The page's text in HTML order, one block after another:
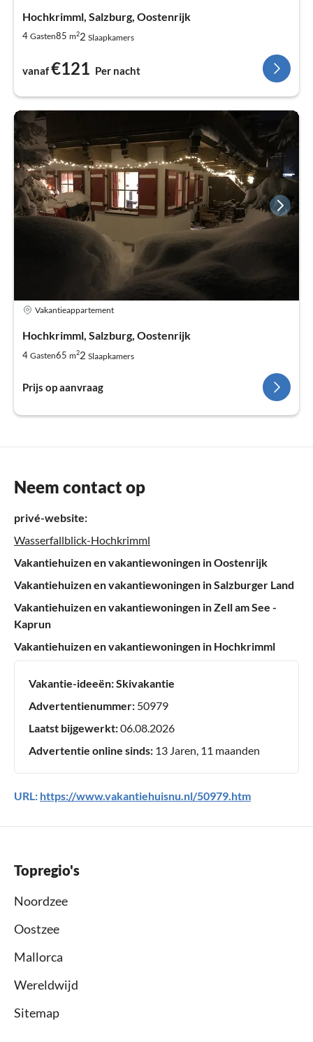
Hochkrimml, Salzburg, Oostenrijk
4 Gasten85 m22 Slaapkamers
vanaf€121 Per nacht
Vakantieappartement
Hochkrimml, Salzburg, Oostenrijk
4 Gasten65 m22 Slaapkamers
Prijs op aanvraag
Neem contact op
privé-website:
Wasserfallblick-Hochkrimml
Vakantiehuizen en vakantiewoningen in Oostenrijk
Vakantiehuizen en vakantiewoningen in Salzburger Land
Vakantiehuizen en vakantiewoningen in Zell am See -
Kaprun
Vakantiehuizen en vakantiewoningen in Hochkrimml
Vakantie-ideeën:Skivakantie
Advertentienummer: 50979
Laatst bijgewerkt:06.08.2026
Advertentie online sinds: 13 Jaren, 11 maanden
URL: https://www.vakantiehuisnu.nl/50979.htm
Topregio's
Noordzee
Oostzee
Mallorca
Wereldwijd
Sitemap